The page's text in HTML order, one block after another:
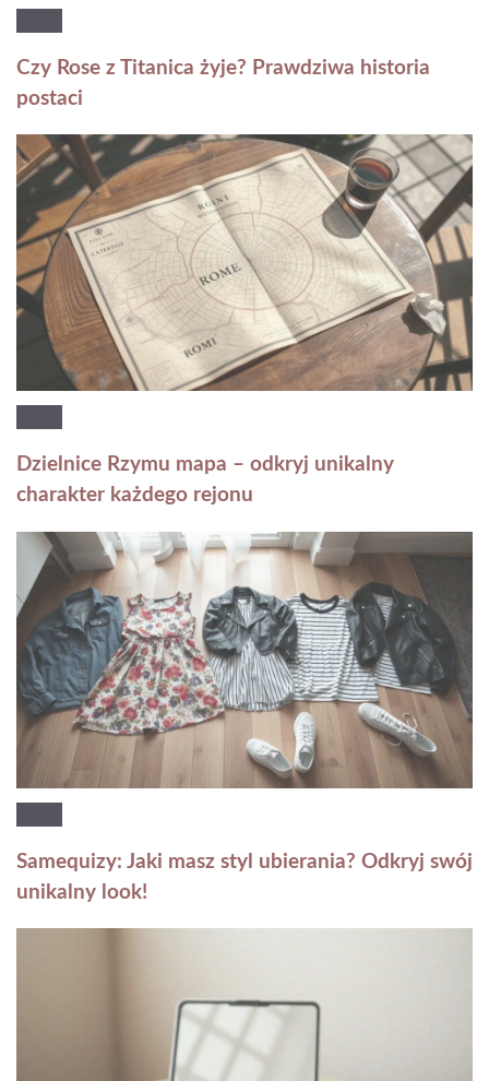
Czy Rose z Titanica żyje? Prawdziwa historia
postaci
Dzielnice Rzymu mapa – odkryj unikalny
charakter każdego rejonu
Samequizy: Jaki masz styl ubierania? Odkryj swój
unikalny look!